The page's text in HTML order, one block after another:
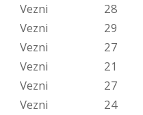
Vezni
28
Vezni
29
Vezni
27
Vezni
21
Vezni
27
Vezni
24